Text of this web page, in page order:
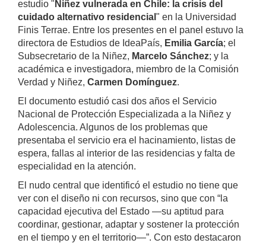
estudio " Niñez vulnerada en Chile: la crisis del
cuidado alternativo residencial " en la Universidad
Finis Terrae. Entre los presentes en el panel estuvo la
directora de Estudios de IdeaPaís, Emilia García; el
Subsecretario de la Niñez, Marcelo Sánchez; y la
académica e investigadora, miembro de la Comisión
Verdad y Niñez, Carmen Domínguez.
El documento estudió casi dos años el Servicio
Nacional de Protección Especializada a la Niñez y
Adolescencia. Algunos de los problemas que
presentaba el servicio era el hacinamiento, listas de
espera, fallas al interior de las residencias y falta de
especialidad en la atención.
El nudo central que identificó el estudio no tiene que
ver con el diseño ni con recursos, sino que con “la
capacidad ejecutiva del Estado —su aptitud para
coordinar, gestionar, adaptar y sostener la protección
en el tiempo y en el territorio—”. Con esto destacaron